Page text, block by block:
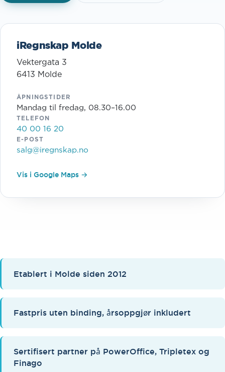
iRegnskap Molde
Vektergata 3
6413 Molde
ÅPNINGSTIDER
Mandag til fredag, 08.30–16.00
TELEFON
40 00 16 20
E-POST
salg@iregnskap.no
Vis i Google Maps →
Etablert i Molde siden 2012
Fastpris uten binding, årsoppgjør inkludert
Sertifisert partner på PowerOffice, Tripletex og
Finago